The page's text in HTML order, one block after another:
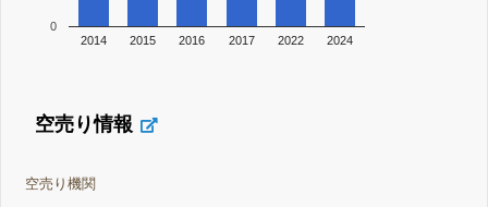
2014 2015 2016 2017 2022 2024
0
空売り情報
空売り機関